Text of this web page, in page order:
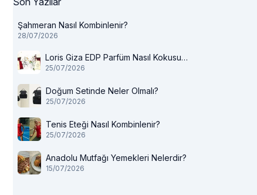
Şahmeran Nasıl Kombinlenir?
28/07/2026
Loris Giza EDP Parfüm Nasıl Kokusu
Var?
25/07/2026
Doğum Setinde Neler Olmalı?
25/07/2026
Tenis Eteği Nasıl Kombinlenir?
25/07/2026
Anadolu Mutfağı Yemekleri Nelerdir?
15/07/2026